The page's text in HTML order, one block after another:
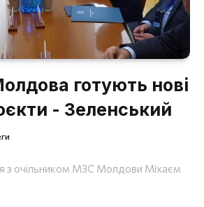
готують нові
- Зеленський
з очільником МЗС Молдови Міхаєм